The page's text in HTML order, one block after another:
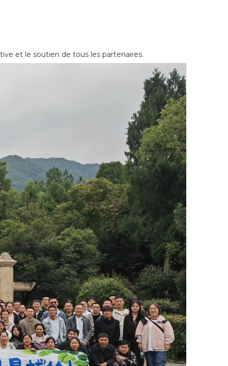
et le soutien de tous les partenaires.